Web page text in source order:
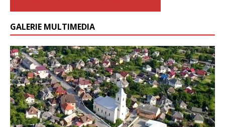
GALERIE MULTIMEDIA